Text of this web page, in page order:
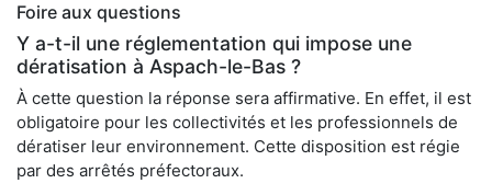
Foire aux questions
Y a-t-il une réglementation qui impose une
dératisation à Aspach-le-Bas ?
À cette question la réponse sera affirmative. En effet, il est
obligatoire pour les collectivités et les professionnels de
dératiser leur environnement. Cette disposition est régie
par des arrêtés préfectoraux.